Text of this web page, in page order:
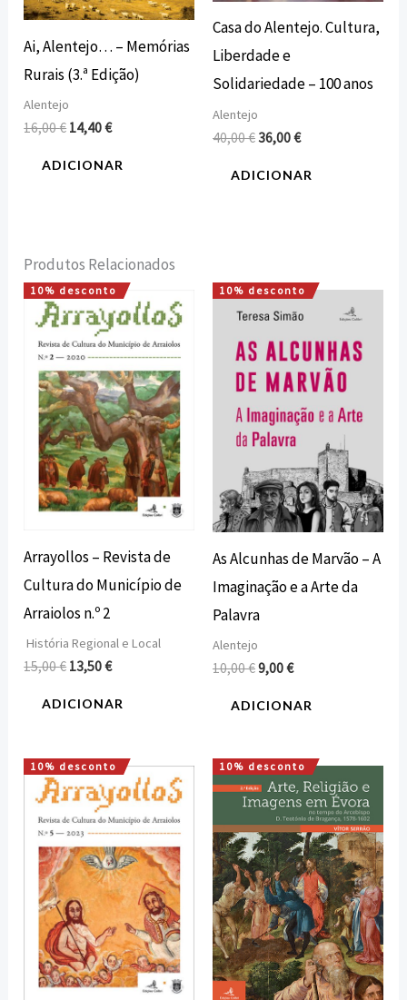
Ai, Alentejo… – Memórias
Rurais (3.ª Edição)
Alentejo
16,00€ 14,40€
ADICIONAR
Casa do Alentejo. Cultura,
Liberdade e
Solidariedade – 100 anos
Alentejo
40,00€36,00€
ADICIONAR
Produtos Relacionados
10% desconto
Arrayollos – Revista de
Cultura do Município de
Arraiolos n.º 2
História Regional e Local
15,00€
O
preço
original
era:
15,00 €.
13,50€
O
preço
atual
é:
13,50 €.
ADICIONAR
10% desconto
As Alcunhas de Marvão – A
Imaginação e a Arte da
Palavra
Alentejo
10,00€
O
preço
era:
10,00 €.
9,00€
O
preço
é:
9,00 €.
ADICIONAR
10% desconto
O
preço
original
era:
15,00 €.
O
preço
atual
é:
13,50 €.
10% desconto
O
preço
original
era:
22,00 €.
O
preço
atual
é:
19,80 €.